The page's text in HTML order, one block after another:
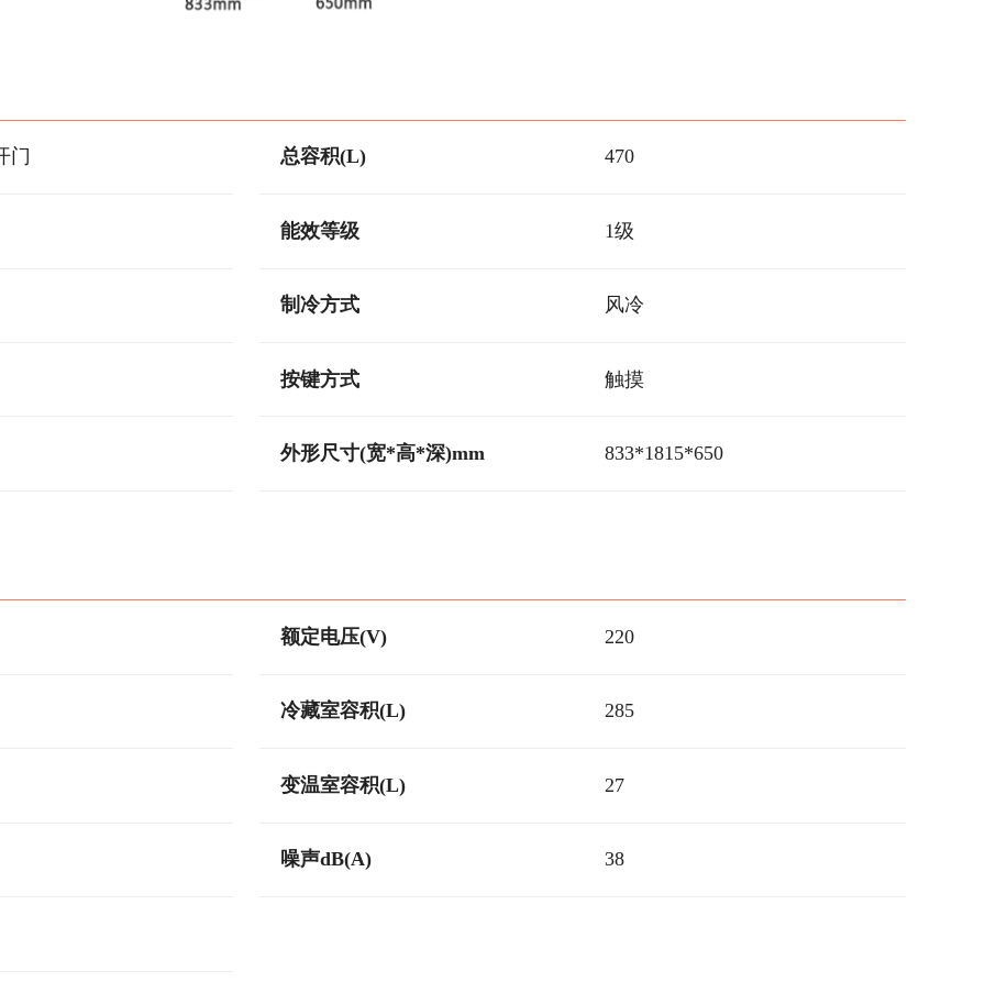
门 总容积(L) 470
能效等级 1级
制冷方式 风冷
按键方式 触摸
外形尺寸(宽*高*深)mm 833*1815*650
额定电压(V) 220
冷藏室容积(L) 285
变温室容积(L) 27
噪声dB(A) 38